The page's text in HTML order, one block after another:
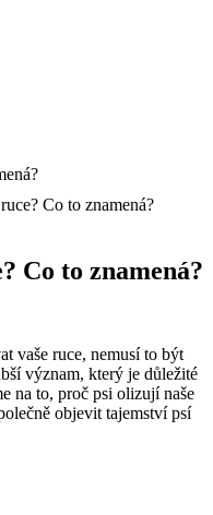
Co to znamená?
Co to znamená?
vaše ruce, nemusí ⁢to ⁢být
⁤význam, který je‌ důležité
na⁤ to, ⁣proč⁣ psi olizují ‌naše
objevit tajemství psí‍